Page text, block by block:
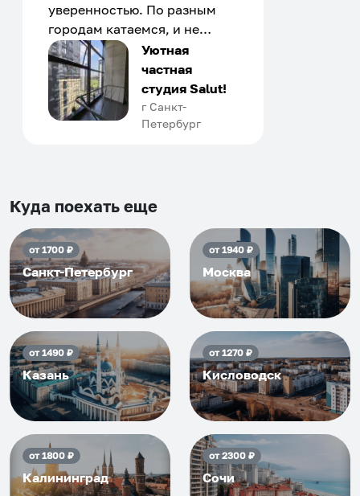
уверенностью. По разным
городам катаемся, и не
только в России. Сервис на
отличном уровне. Хозяин
апартаментов доброй души
человек, всегда можно
договориться, подскажет
приезжать еще...
Уютная
частная
студия Salut!
г Санкт-
Петербург
Куда поехать еще
от1700₽
Санкт-Петербург
от1940₽
Москва
от1490₽
Казань
от1270₽
Кисловодск
от1800₽
Калининград
от2300₽
Сочи